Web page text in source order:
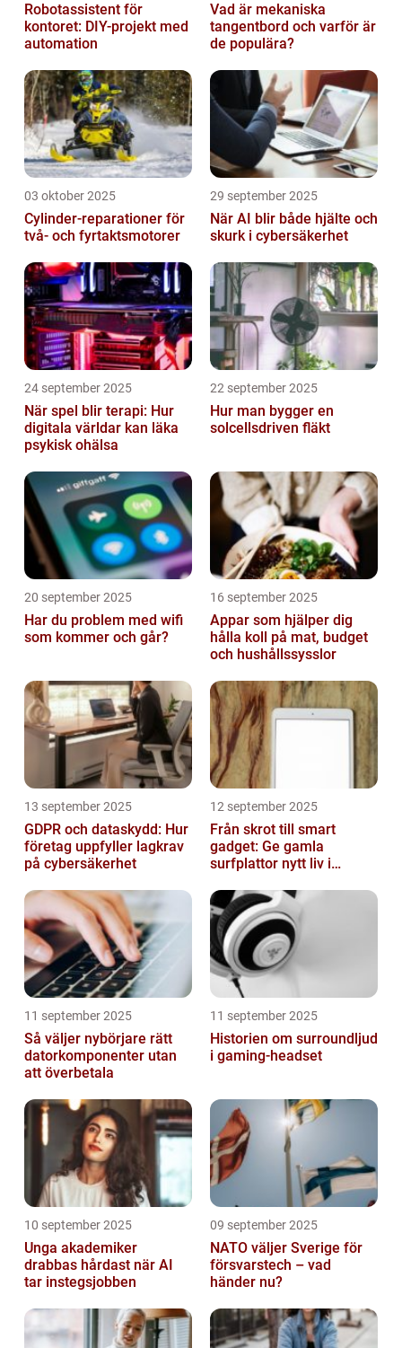
Robotassistent för
kontoret: DIY-projekt med
automation
Vad är mekaniska
tangentbord och varför är
de populära?
03 oktober 2025
Cylinder-reparationer för
två- och fyrtaktsmotorer
29 september 2025
När AI blir både hjälte och
skurk i cybersäkerhet
24 september 2025
När spel blir terapi: Hur
digitala världar kan läka
psykisk ohälsa
22 september 2025
Hur man bygger en
solcellsdriven fläkt
20 september 2025
Har du problem med wifi
som kommer och går?
16 september 2025
Appar som hjälper dig
hålla koll på mat, budget
och hushållssysslor
13 september 2025
GDPR och dataskydd: Hur
företag uppfyller lagkrav
på cybersäkerhet
12 september 2025
Från skrot till smart
gadget: Ge gamla
surfplattor nytt liv i
11 september 2025
Så väljer nybörjare rätt
datorkomponenter utan
att överbetala
11 september 2025
Historien om surroundljud
i gaming-headset
10 september 2025
Unga akademiker
drabbas hårdast när AI
tar instegsjobben
09 september 2025
NATO väljer Sverige för
försvarstech – vad
händer nu?